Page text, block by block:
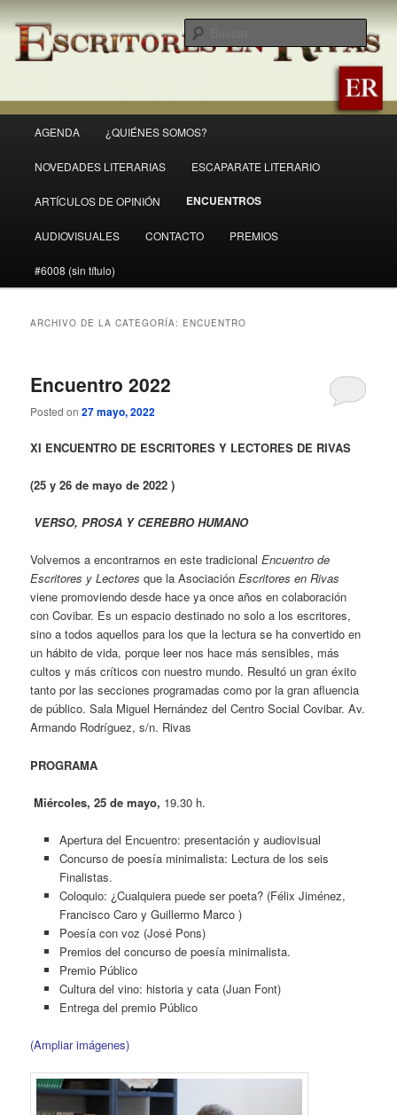
Ir
al
contenido
principal
Ir
al
contenido
secundario
Revista Escritores en Rivas
principal
AGENDA ¿QUIÉNES SOMOS?
NOVEDADES LITERARIAS ESCAPARATE LITERARIO
ARTÍCULOS DE OPINIÓN ENCUENTROS
AUDIOVISUALES CONTACTO PREMIOS
#6008 (sin título)
ARCHIVO DE LA CATEGORÍA: ENCUENTRO
Encuentro 2022
Posted on27 mayo, 2022
XI ENCUENTRO DE ESCRITORES Y LECTORES DE RIVAS
(25 y 26 de mayo de 2022 )
VERSO, PROSA Y CEREBRO HUMANO
Volvemos a encontrarnos en este tradicional Encuentro de
Escritores y Lectores que la AsociaciónEscritores en Rivas
viene promoviendo desde hace ya once años en colaboración
con Covibar. Es un espacio destinado no solo a los escritores,
sino a todos aquellos para los que la lectura se ha convertido en
un hábito de vida, porque leer nos hace más sensibles, más
cultos y más críticos con nuestro mundo. Resultó un gran éxito
tanto por las secciones programadas como por la gran afluencia
de público. Sala Miguel Hernández del Centro Social Covibar. Av.
Armando Rodríguez, s/n. Rivas
PROGRAMA
Miércoles, 25 de mayo, 19.30 h.
Apertura del Encuentro: presentación y audiovisual
Concurso de poesía minimalista: Lectura de los seis
Finalistas.
Coloquio: ¿Cualquiera puede ser poeta? (Félix Jiménez,
Francisco Caro y Guillermo Marco )
Poesía con voz (José Pons)
Premios del concurso de poesía minimalista.
Premio Público
Cultura del vino: historia y cata (Juan Font)
Entrega del premio Público
(Ampliar imágenes)